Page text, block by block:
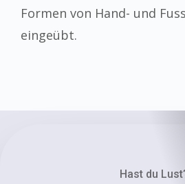
Formen von Hand- und
eingeübt.
Hast du